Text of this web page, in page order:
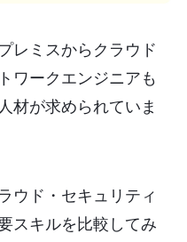
レミスからクラウド
ワークエンジニアも
材が求められていま
ウド・セキュリティ
スキルを比較してみ